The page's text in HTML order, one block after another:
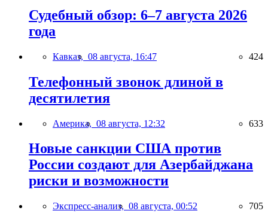
Судебный обзор: 6–7 августа 2026
года
Кавказ, 08 августа, 16:47 424
Телефонный звонок длиной в
десятилетия
Америка, 08 августа, 12:32 633
Новые санкции США против
России создают для Азербайджана
риски и возможности
Экспресс-анализ, 08 августа, 00:52 705